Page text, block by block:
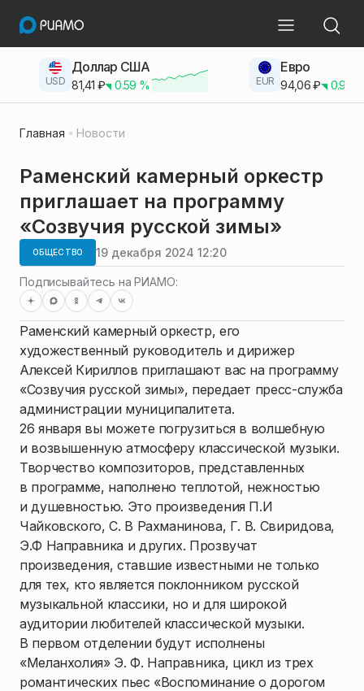
USD
Доллар США
81,41 ₽ 0.59 % EUR
Евро
94,06₽ 0.93
Главная Новости
Раменский камерный оркестр
приглашает на программу
«Созвучия русской зимы»
ОБЩЕСТВО 19 декабря 2024 12:20
Подписывайтесь на РИАМО:
Раменский камерный оркестр, его
художественный руководитель и дирижер
Алексей Кириллов приглашают вас на программу
«Созвучия русской зимы», передает пресс-служба
администрации муниципалитета.
26 января вы можете погрузиться в волшебную
и возвышенную атмосферу классической музыки.
Творчество композиторов, представленных
в программе, наполнено теплотой, нежностью
и душевностью. Это произведения П.И
Чайковского, С. В Рахманинова, Г. В. Свиридова,
Э.Ф Направника и других. Прозвучат
произведения, ставшие известными не только
для тех, кто является поклонником русской
музыкальной классики, но и для широкой
аудитории любителей классической музыки.
В первом отделении будут исполнены
«Меланхолия» Э. Ф. Направника, цикл из трех
романтических пьес «Воспоминание о дорогом